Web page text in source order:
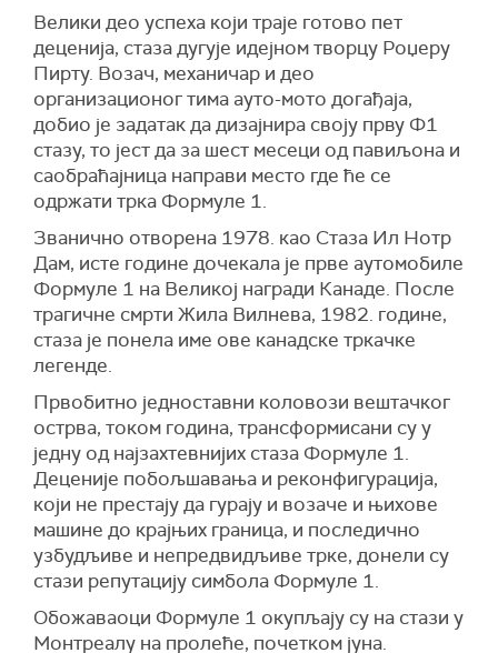
Велики део успеха који траје готово пет
деценија, стаза дугује идејном творцу Роџеру
Пирту. Возач, механичар и део
организационог тима ауто-мото догађаја,
добио је задатак да дизајнира своју прву Ф1
стазу, то јест да за шест месеци од павиљона и
саобраћајница направи место где ће се
одржати трка Формуле 1.
Званично отворена 1978. као Стаза Ил Нотр
Дам, исте године дочекала је прве аутомобиле
Формуле 1 на Великој награди Канаде. После
трагичне смрти Жила Вилневa, 1982. године,
стаза је понела име ове канадске тркачке
легенде.
Првобитно једноставни коловози вештачког
острва, током година, трансформисани су у
једну од најзахтевнијих стаза Формуле 1.
Деценије побољшавања и реконфигурација,
који не престају да гурају и возаче и њихове
машине до крајњих граница, и последично
узбудљиве и непредвидљиве трке, донели су
стази репутацију симбола Формуле 1.
Обожаваоци Формуле 1 окупљају су на стази у
Монтреалу на пролеће, почетком јуна.